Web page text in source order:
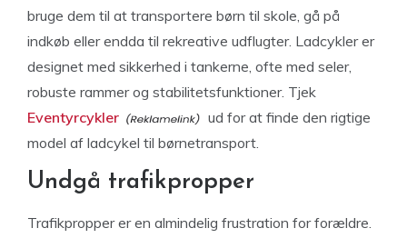
bruge dem til at transportere børn til skole, gå på
indkøb eller endda til rekreative udflugter. Ladcykler er
designet med sikkerhed i tankerne, ofte med seler,
robuste rammer og stabilitetsfunktioner. Tjek
Eventyrcykler
ud for at finde den rigtige
model af ladcykel til børnetransport.
Undgå trafikpropper
Trafikpropper er en almindelig frustration for forældre.